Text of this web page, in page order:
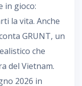
in gioco:
la vita. Anche
GRUNT, un
che
del Vietnam.
2026 in